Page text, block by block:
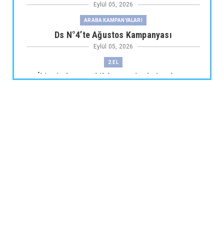
Eylül 05, 2026
ARABA KAMPANYALARI
Ds N°4’te Ağustos Kampanyası
Eylül 05, 2026
2.EL
İkinci El Otomobilde Sezgisel Fiyatlama